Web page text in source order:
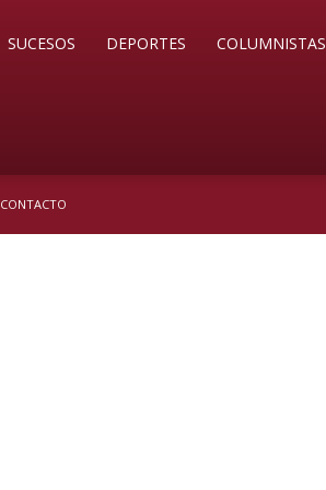
SUCESOS DEPORTES COLUMNISTAS
CONTACTO